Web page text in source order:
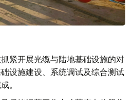
紧开展光缆与陆地基础设施的对
设施建设、系统调试及综合测试
。